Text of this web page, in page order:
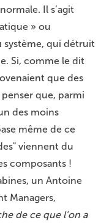
Il s’agit
» ou
système, qui détruit
Si, comme le dit
que des
que, parmi
des moins
même de ce
viennent du
composants !
un Antoine
Managers,
de ce que l’on a